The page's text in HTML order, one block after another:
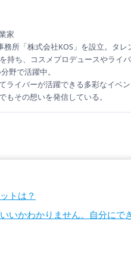
家
所「株式会社KOS」を設立。タレ
持ち、コスメプロデュースやライ
野で活躍中。
ライバーが活躍できる多彩なイベ
その想いを発信している。
トは？
いかわかりません。自分にで